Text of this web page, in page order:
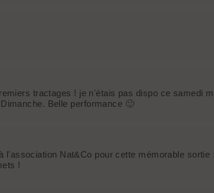
tractages ! je n'étais pas dispo ce samedi
Belle performance 🙂
Nat&Co pour cette mémorable sortie :
!